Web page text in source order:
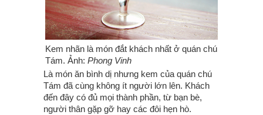
Kem nhãn là món đắt khách nhất ở quán chú
Tám. Ảnh: Phong Vinh
Là món ăn bình dị nhưng kem của quán chú
Tám đã cùng không ít người lớn lên. Khách
đến đây có đủ mọi thành phần, từ bạn bè,
người thân gặp gỡ hay các đôi hẹn hò.